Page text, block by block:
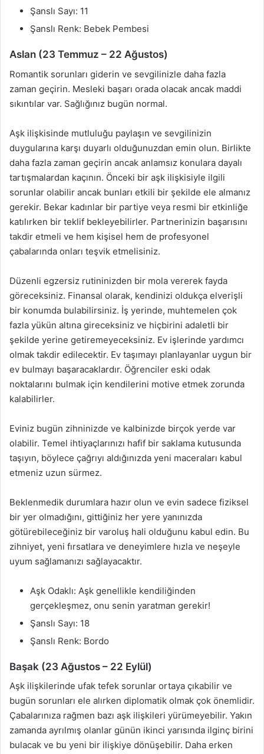
Şanslı Sayı: 11
Şanslı Renk: Bebek Pembesi
Aslan (23 Temmuz – 22 Ağustos)
Romantik sorunları giderin ve sevgilinizle daha fazla
zaman geçirin. Mesleki başarı orada olacak ancak maddi
sıkıntılar var. Sağlığınız bugün normal.
Aşk ilişkisinde mutluluğu paylaşın ve sevgilinizin
duygularına karşı duyarlı olduğunuzdan emin olun. Birlikte
daha fazla zaman geçirin ancak anlamsız konulara dayalı
tartışmalardan kaçının. Önceki bir aşk ilişkisiyle ilgili
sorunlar olabilir ancak bunları etkili bir şekilde ele almanız
gerekir. Bekar kadınlar bir partiye veya resmi bir etkinliğe
katılırken bir teklif bekleyebilirler. Partnerinizin başarısını
takdir etmeli ve hem kişisel hem de profesyonel
çabalarında onları teşvik etmelisiniz.
Düzenli egzersiz rutininizden bir mola vererek fayda
göreceksiniz. Finansal olarak, kendinizi oldukça elverişli
bir konumda bulabilirsiniz. İş yerinde, muhtemelen çok
fazla yükün altına gireceksiniz ve hiçbirini adaletli bir
şekilde yerine getiremeyeceksiniz. Ev işlerinde yardımcı
olmak takdir edilecektir. Ev taşımayı planlayanlar uygun bir
ev bulmayı başaracaklardır. Öğrenciler eski odak
noktalarını bulmak için kendilerini motive etmek zorunda
kalabilirler.
Eviniz bugün zihninizde ve kalbinizde birçok yerde var
olabilir. Temel ihtiyaçlarınızı hafif bir saklama kutusunda
taşıyın, böylece çağrıyı aldığınızda yeni maceraları kabul
etmeniz uzun sürmez.
Beklenmedik durumlara hazır olun ve evin sadece fiziksel
bir yer olmadığını, gittiğiniz her yere yanınızda
götürebileceğiniz bir varoluş hali olduğunu kabul edin. Bu
zihniyet, yeni fırsatlara ve deneyimlere hızla ve neşeyle
uyum sağlamanızı sağlayacaktır.
Aşk Odaklı: Aşk genellikle kendiliğinden
gerçekleşmez, onu senin yaratman gerekir!
Şanslı Sayı: 18
Şanslı Renk: Bordo
Başak (23 Ağustos – 22 Eylül)
Aşk ilişkilerinde ufak tefek sorunlar ortaya çıkabilir ve
bugün sorunları ele alırken diplomatik olmak çok önemlidir.
Çabalarınıza rağmen bazı aşk ilişkileri yürümeyebilir. Yakın
zamanda ayrılmış olanlar günün ikinci yarısında ilginç birini
bulacak ve bu yeni bir ilişkiye dönüşebilir. Daha erken